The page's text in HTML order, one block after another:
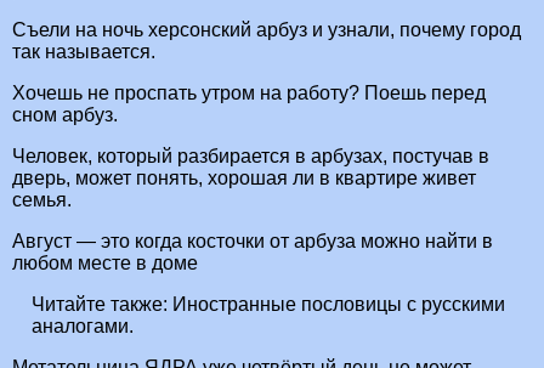
Съели на ночь херсонский арбуз и узнали, почему город
так называется.
Хочешь не проспать утром на работу? Поешь перед
сном арбуз.
Человек, который разбирается в арбузах, постучав в
дверь, может понять, хорошая ли в квартире живет
семья.
Август — это когда косточки от арбуза можно найти в
любом месте в доме
Читайте также: Иностранные пословицы с русскими
аналогами.